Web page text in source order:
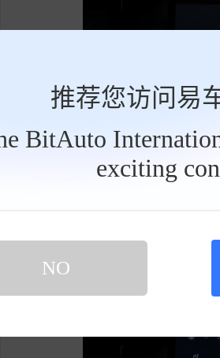
推荐您访问易
BitAuto
exciting
NO